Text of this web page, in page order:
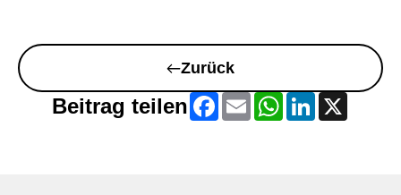
Zurück
Beitrag teilen
F
a
E
m
W
h
L